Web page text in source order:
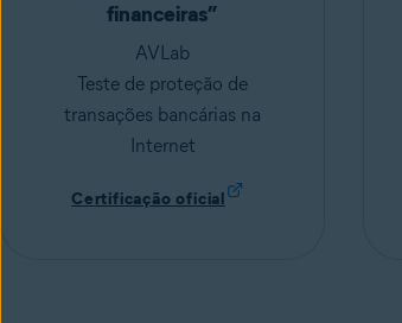
financeiras”
AVLab
Teste de proteção de
transações bancárias na
Internet
Certificação oficial